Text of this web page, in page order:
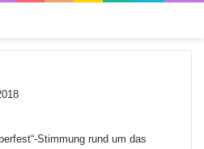
Stimmung rund um das